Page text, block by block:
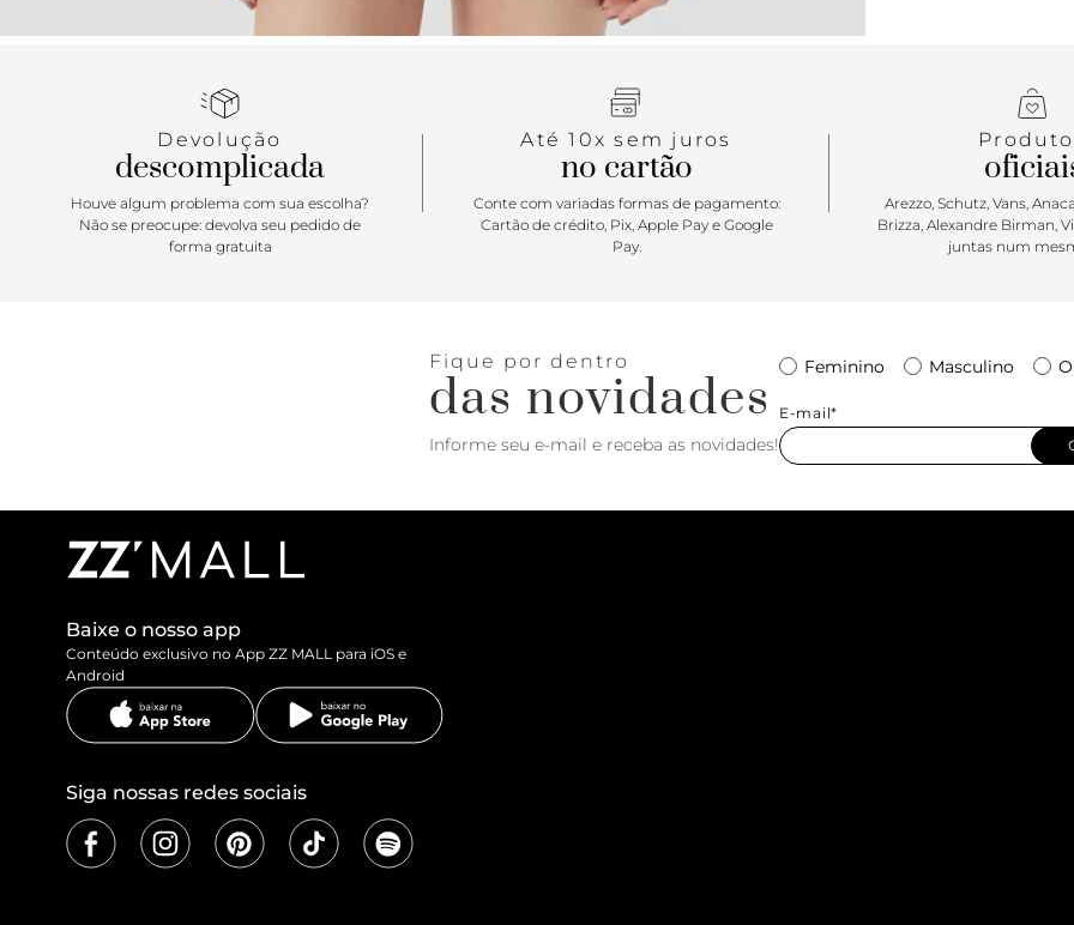
Devolução
descomplicada
Houve algum problema com sua escolha?
Não se preocupe: devolva seu pedido de
forma gratuita
Até 10x sem juros
no cartão
Conte com variadas formas de pagamento:
Cartão de crédito, Pix, Apple Pay e Google
Pay.
Arezzo, Schutz, Vans,
Brizza, Alexandre Birman,
juntas num
Fique por dentro
das novidades
Informe seu e-mail e receba as novidades!
Feminino Masculino
E-mail*
Baixe o nosso app
Conteúdo exclusivo no App ZZ MALL para iOS e
Android
Siga nossas redes sociais